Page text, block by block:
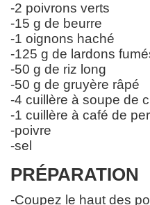
-2 poivrons verts
-15 g de beurre
-1 oignons haché
-125 g de lardons
-50 g de riz long
-50 g de gruyère râpé
-4 cuillère à soupe de
-1 cuillère à café de
-poivre
-sel
PRÉPARATION
-Coupez le haut des